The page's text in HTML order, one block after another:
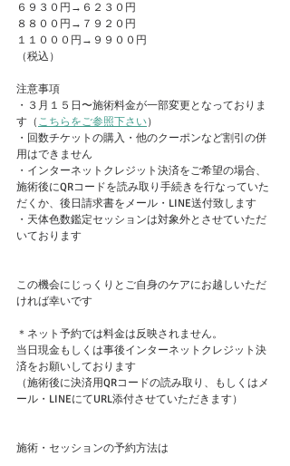
６９３０円→６２３０円
８８００円→７９２０円
１１０００円→９９００円
（税込）
注意事項
・３月１５日〜施術料金が一部変更となっておりま
す（ こちらをご参照下さい）
・回数チケットの購入・他のクーポンなど割引の併
用はできません
・インターネットクレジット決済をご希望の場合、
施術後にQRコードを読み取り手続きを行なっていた
だくか、後日請求書をメール・LINE送付致します
・天体色数鑑定セッションは対象外とさせていただ
いております
この機会にじっくりとご自身のケアにお越しいただ
ければ幸いです
＊ネット予約では料金は反映されません。
当日現金もしくは事後インターネットクレジット決
済をお願いしております
（施術後に決済用QRコードの読み取り、もしくはメ
ール・LINEにてURL添付させていただきます）
施術・セッションの予約方法は